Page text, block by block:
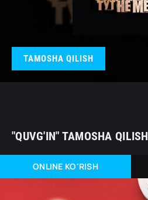
TAMOSHA QILISH
"QUVG'IN" TAMOSHA QILISH
ONLINE KO'RISH